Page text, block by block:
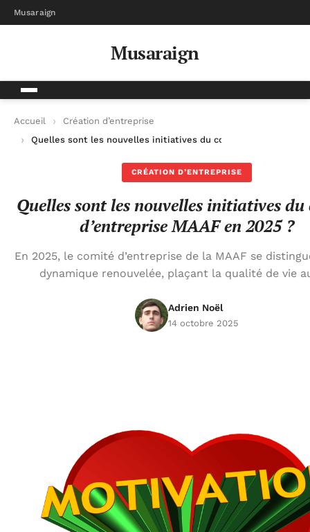
Musaraign
Musaraign
Accueil
Création d’entreprise
Quelles sont les nouvelles initiatives du comité d’entreprise
CRÉATION D’ENTREPRISE
Quelles sont les nouvelles initiatives du
d’entreprise MAAF en 2025 ?
En 2025, le comité d’entreprise de la MAAF se
dynamique renouvelée, plaçant la qualité de vie
Adrien Noël
14 octobre 2025